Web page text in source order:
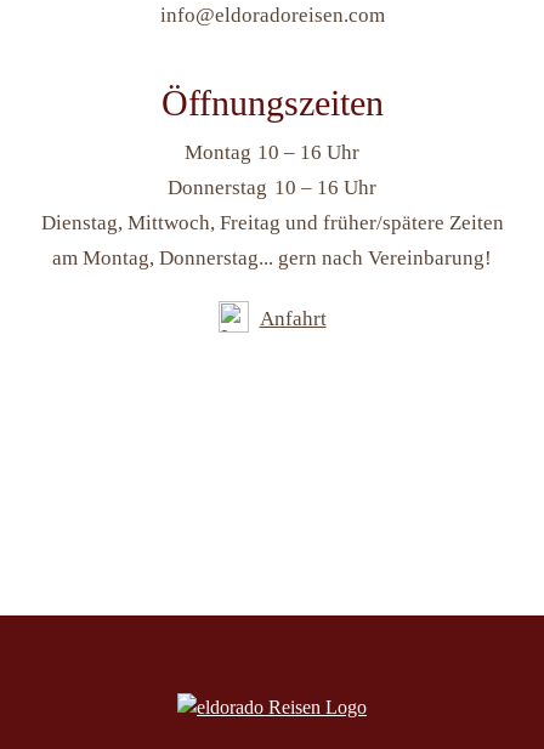
info@eldoradoreisen.com
Öffnungszeiten
Montag 10 – 16 Uhr
Donnerstag 10 – 16 Uhr
Dienstag, Mittwoch, Freitag und früher/spätere Zeiten
am Montag, Donnerstag... gern nach Vereinbarung!
Anfahrt